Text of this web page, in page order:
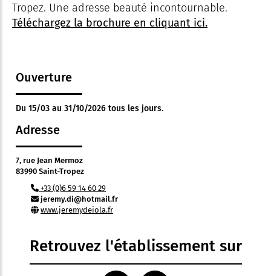
Tropez. Une adresse beauté incontournable.
Téléchargez la brochure en cliquant ici.
Ouverture
Du 15/03 au 31/10/2026 tous les jours.
Adresse
7, rue Jean Mermoz
83990 Saint-Tropez
+33 (0)6 59 14 60 29
jeremy.di@hotmail.fr
www.jeremydeiola.fr
Retrouvez l'établissement sur